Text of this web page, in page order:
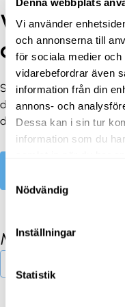
Vi använder
och annonserna till
för sociala medier
vidarebefordrar även
information från din
annons- och
Dessa kan i sin tur
information som du
Nödvändig
Inställningar
Statistik
Vill du ha
om
SecPort kan föreslå
din kompetensnivå
du är inloggad.
Material